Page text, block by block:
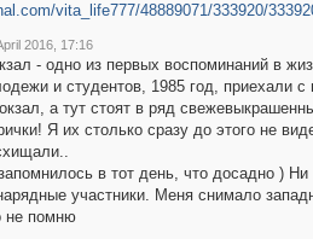
vita_life777/48889071/333920/
2016, 17:16
- одно из первых воспоминаний в
и студентов, 1985 год, приехали с
а тут стоят в ряд
Я их столько сразу до этого не
в тот день, что досадно )
участники. Меня снимало
не помню